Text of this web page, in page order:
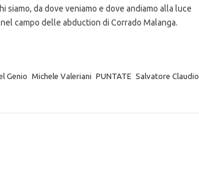
siamo, da dove veniamo e dove andiamo alla luce
campo delle abduction di Corrado Malanga.
Genio Michele Valeriani PUNTATE Salvatore Claudio